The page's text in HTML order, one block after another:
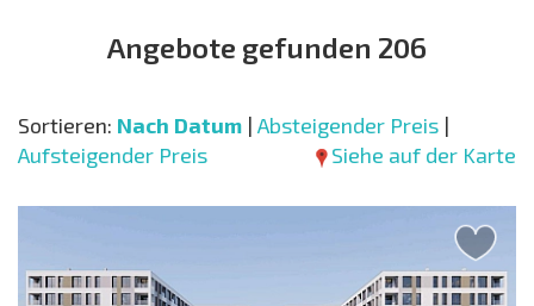
Angebote gefunden 206
Sortieren: Nach Datum | Absteigender Preis |
Aufsteigender Preis
Siehe auf der Karte